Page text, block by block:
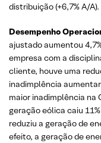
distribuição (+6,7% A/A).
Desempenho
ajustado aumentou
empresa com a
cliente, houve uma
inadimplência
maior inadimplência na
geração eólica caiu
reduziu a geração de
efeito, a geração de